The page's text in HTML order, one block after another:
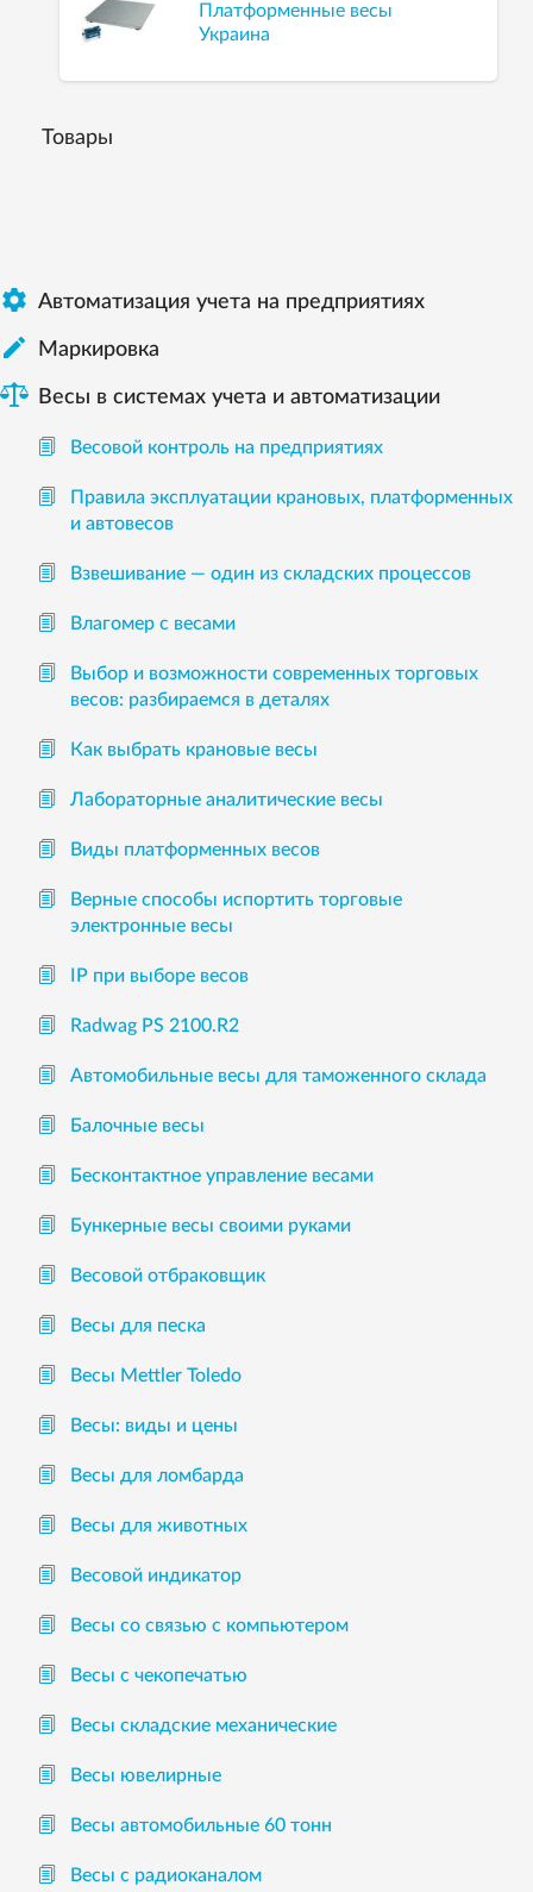
Платформенные весы
Украина
Товары
 Автоматизация учета на предприятиях
 Маркировка
Весы в системах учета и автоматизации
Весовой контроль на предприятиях
Правила эксплуатации крановых, платформенных
и автовесов
Взвешивание — один из складских процессов
Влагомер с весами
Выбор и возможности современных торговых
весов: разбираемся в деталях
Как выбрать крановые весы
Лабораторные аналитические весы
Виды платформенных весов
Верные способы испортить торговые
электронные весы
IP при выборе весов
Radwag PS 2100.R2
Автомобильные весы для таможенного склада
Балочные весы
Бесконтактное управление весами
Бункерные весы своими руками
Весовой отбраковщик
Весы для песка
Весы Mettler Toledo
Весы: виды и цены
Весы для ломбарда
Весы для животных
Весовой индикатор
Весы со связью с компьютером
Весы с чекопечатью
Весы складские механические
Весы ювелирные
Весы автомобильные 60 тонн
Весы с радиоканалом